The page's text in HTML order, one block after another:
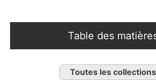
Table des
Toutes les collections